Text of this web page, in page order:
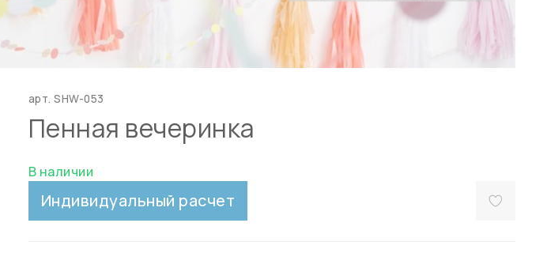
арт.SHW-053
Пенная вечеринка
В наличии
Индивидуальный расчет